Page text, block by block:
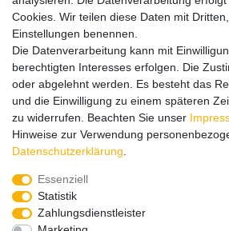
Service Service
Info Info
Kontakt Kontakt
ImpressumAGB DatenschutzWiderruf
Alle Preise in Euro inkl. gesetzl. MwSt.
nicht anders beschrieben. Änderungen
Abbildungen ähnlich.
Wir versenden in die folgenden Länder
Cookies. Wir teilen diese Daten mit
Einstellungen benennen.
Die Datenverarbeitung kann mit
berechtigten Interesses erfolgen. Die
oder abgelehnt werden. Es besteht das
und die Einwilligung zu einem späteren
zu widerrufen. Beachten Sie unser
Hinweise zur Verwendung
Daten­schutz­erklärung
Essenziell
Statistik
Zahlungsdienstleister